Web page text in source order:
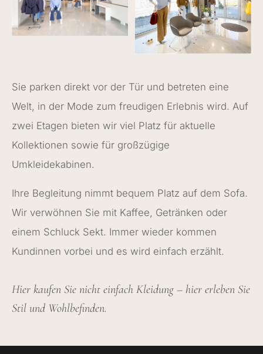
Sie parken direkt vor der Tür und betreten eine
Welt, in der Mode zum freudigen Erlebnis wird. Auf
zwei Etagen bieten wir viel Platz für aktuelle
Kollektionen sowie für großzügige
Umkleidekabinen.
Ihre Begleitung nimmt bequem Platz auf dem Sofa.
Wir verwöhnen Sie mit Kaffee, Getränken oder
einem Schluck Sekt. Immer wieder kommen
Kundinnen vorbei und es wird einfach erzählt.
Hier kaufen Sie nicht einfach Kleidung – hier erleben Sie
Stil und Wohlbefinden.